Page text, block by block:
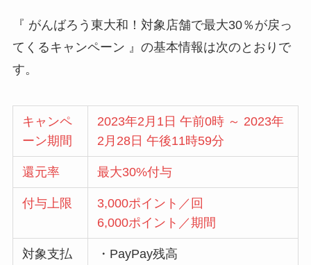
『 がんばろう東大和！対象店舗で最大30％が戻っ
てくるキャンペーン 』の基本情報は次のとおりで
す。
キャンペ
ーン期間
2023年2月1日 午前0時 ～ 2023年
2月28日 午後11時59分
還元率 最大30%付与
付与上限
3,000ポイント／回
6,000ポイント／期間
対象支払
・PayPay残高